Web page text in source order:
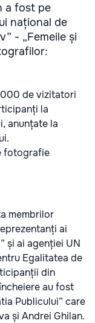
a fost pe
național de
- „Femeile și
de vizitatori
la
anunțate la
membrilor
ai
și ai agenției UN
Egalitatea de
din
au fost
Publicului” care
și Andrei Ghilan.